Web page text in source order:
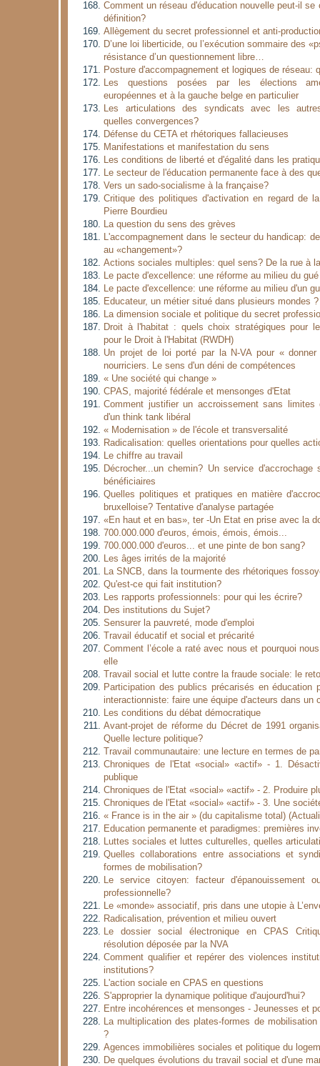
Comment un réseau d'éducation nouvelle peut-il se
définition?
Allègement du secret professionnel et anti-
D’une loi liberticide, ou l’exécution sommaire des
résistance d’un questionnement libre…
Posture d'accompagnement et logiques de réseau:
Les questions posées par les élections
européennes et à la gauche belge en particulier
Les articulations des syndicats avec les
quelles convergences?
Défense du CETA et rhétoriques fallacieuses
Manifestations et manifestation du sens
Les conditions de liberté et d'égalité dans les
Le secteur de l'éducation permanente face à des
Vers un sado-socialisme à la française?
Critique des politiques d'activation en regard de
Pierre Bourdieu
La question du sens des grèves
L'accompagnement dans le secteur du handicap:
au «changement»?
Actions sociales multiples: quel sens? De la rue à
Le pacte d'excellence: une réforme au milieu du gué
Le pacte d'excellence: une réforme au milieu d'un
Educateur, un métier situé dans plusieurs mondes ?
La dimension sociale et politique du secret
Droit à l'habitat : quels choix stratégiques pour
pour le Droit à l'Habitat (RWDH)
Un projet de loi porté par la N-VA pour «
nourriciers. Le sens d'un déni de compétences
« Une société qui change »
CPAS, majorité fédérale et mensonges d'Etat
Comment justifier un accroissement sans limites
d'un think tank libéral
« Modernisation » de l'école et transversalité
Radicalisation: quelles orientations pour quelles
Le chiffre au travail
Décrocher...un chemin? Un service d'accrochage
bénéficiaires
Quelles politiques et pratiques en matière
bruxelloise? Tentative d'analyse partagée
«En haut et en bas», ter -Un Etat en prise avec la
700.000.000 d'euros, émois, émois, émois...
700.000.000 d'euros... et une pinte de bon sang?
Les âges irrités de la majorité
La SNCB, dans la tourmente des rhétoriques
Qu'est-ce qui fait institution?
Les rapports professionnels: pour qui les écrire?
Des institutions du Sujet?
Sensurer la pauvreté, mode d'emploi
Travail éducatif et social et précarité
Comment l’école a raté avec nous et pourquoi
elle
Travail social et lutte contre la fraude sociale: le
Participation des publics précarisés en éducation
interactionniste: faire une équipe d'acteurs dans un
Les conditions du débat démocratique
Avant-projet de réforme du Décret de 1991
Quelle lecture politique?
Travail communautaire: une lecture en termes de
Chroniques de l'Etat «social» «actif» - 1.
publique
Chroniques de l'Etat «social» «actif» - 2. Produire
Chroniques de l'Etat «social» «actif» - 3. Une
« France is in the air » (du capitalisme total)
Education permanente et paradigmes: premières
Luttes sociales et luttes culturelles, quelles
Quelles collaborations entre associations et
formes de mobilisation?
Le service citoyen: facteur d'épanouissement
professionnelle?
Le «monde» associatif, pris dans une utopie à
Radicalisation, prévention et milieu ouvert
Le dossier social électronique en CPAS
résolution déposée par la NVA
Comment qualifier et repérer des violences
institutions?
L'action sociale en CPAS en questions
S'approprier la dynamique politique d'aujourd'hui?
Entre incohérences et mensonges - Jeunesses et
La multiplication des plates-formes de mobilisation
?
Agences immobilières sociales et politique du
De quelques évolutions du travail social et d'une